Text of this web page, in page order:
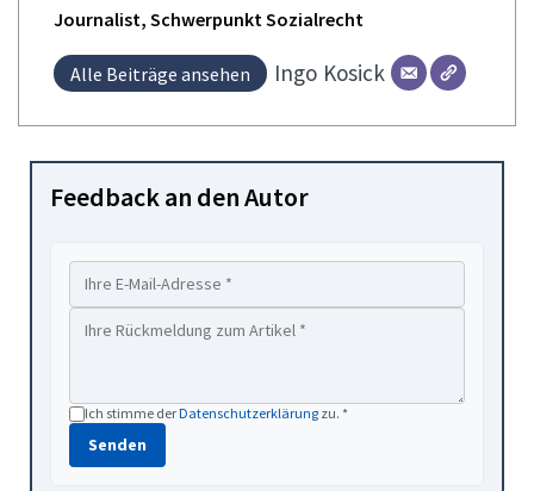
Journalist, Schwerpunkt Sozialrecht
Alle Beiträge ansehen Ingo Kosick
Feedback an den Autor
Ich stimme derDatenschutzerklärung zu. *
Senden